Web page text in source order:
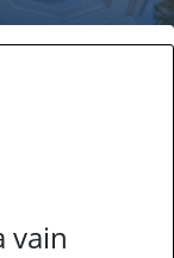
vain